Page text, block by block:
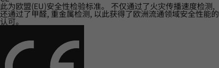
此为欧盟(EU)安全性检验标准。 不仅通过了火灾传播速度检测,
还通过了甲醛, 重金属检测, 以此获得了欧洲流通领域安全性能的
认可。